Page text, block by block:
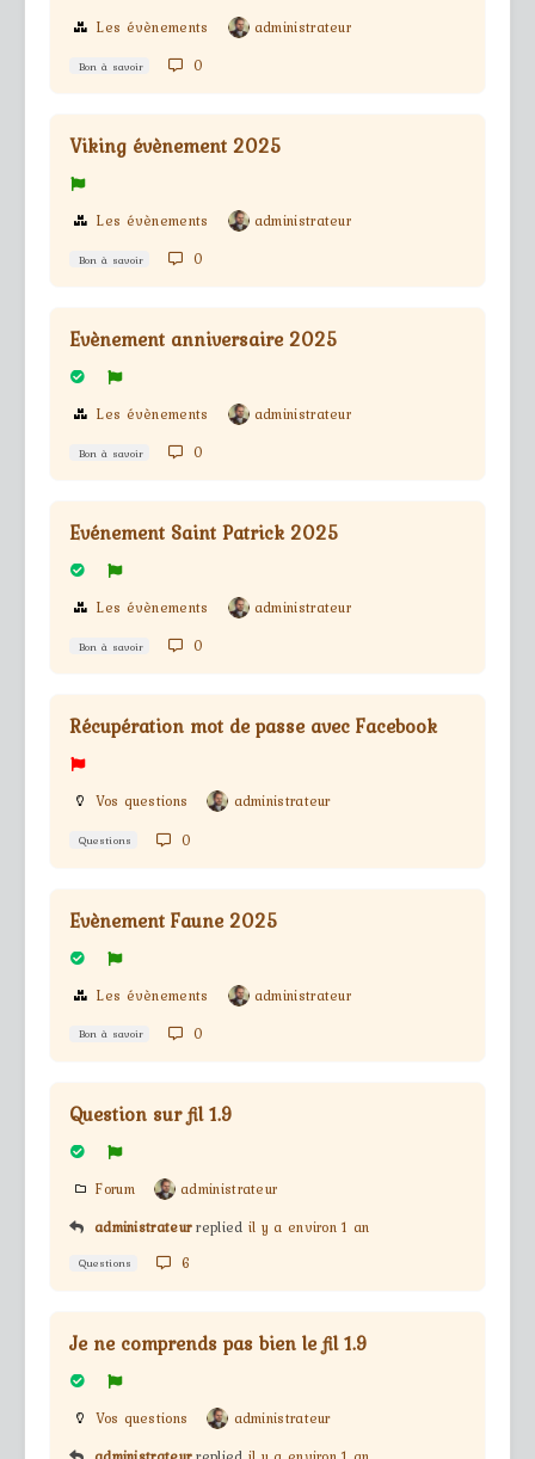
Les évènements administrateur
Bon à savoir 0
Viking évènement 2025
Les évènements administrateur
Bon à savoir 0
Evènement anniversaire 2025
Les évènements administrateur
Bon à savoir 0
Evénement Saint Patrick 2025
Les évènements administrateur
Bon à savoir 0
Récupération mot de passe avec Facebook
Vos questions administrateur
Questions 0
Evènement Faune 2025
Les évènements administrateur
Bon à savoir 0
Question sur fil 1.9
Forum
administrateur
administrateur replied il y a environ 1 an
Questions 6
Je ne comprends pas bien le fil 1.9
Vos questions
administrateur